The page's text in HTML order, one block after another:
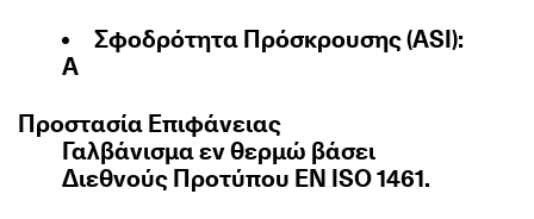
Σφοδρότητα Πρόσκρουσης (ASI):
A
Προστασία Επιφάνειας
Γαλβάνισμα εν θερμώ βάσει
Διεθνούς Προτύπου EN ISO 1461.